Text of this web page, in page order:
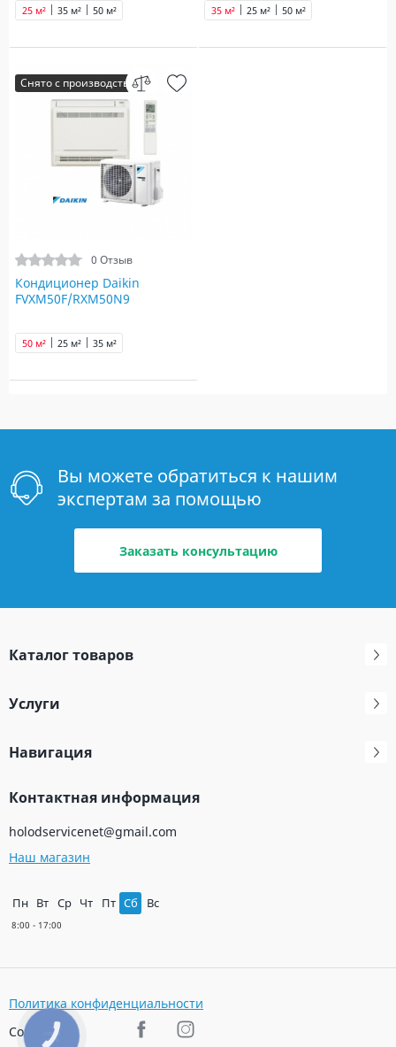
25 м² 35 м² 50 м² 25 м²
35 м² 50 м²
Снято с производства
0 Отзыв
Кондиционер Daikin
FVXM50F/RXM50N9
25 м² 35 м²
50 м²
Вы можете обратиться к нашим
экспертам за помощью
Заказать консультацию
Каталог товаров
Услуги
Навигация
Контактная информация
holodservicenet@gmail.com
Наш магазин
Пн Вт Ср Чт Пт Сб Вс
Политика конфиденциальности
Соц. сети
КНОПКА
ЗВ'ЯЗКУ